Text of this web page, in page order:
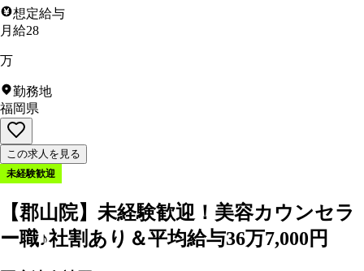
想定給与
月給28
万
勤務地
福岡県
この求人を見る
未経験歓迎
【郡山院】未経験歓迎！美容カウンセラ
ー職♪社割あり＆平均給与36万7,000円